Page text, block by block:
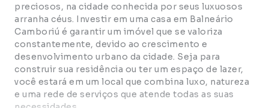
preciosos, na cidade conhecida por seus luxuosos
arranha céus. Investir em uma casa em Balneário
Camboriú é garantir um imóvel que se valoriza
constantemente, devido ao crescimento e
desenvolvimento urbano da cidade. Seja para
construir sua residência ou ter um espaço de lazer,
você estará em um local que combina luxo, natureza
e uma rede de serviços que atende todas as suas